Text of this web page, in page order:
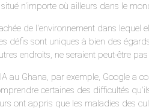
n'importe où ailleurs dans le
de l'environnement dans lequel
défis sont uniques à bien des
endroits, ne seraient peut-être
au Ghana, par exemple, Google a
certaines des difficultés
ont appris que les maladies des